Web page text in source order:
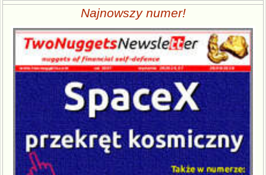
Najnowszy numer!